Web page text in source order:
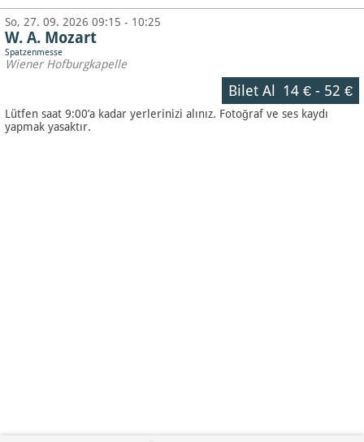
So, 27. 09. 2026 09:15 - 10:25
W. A. Mozart
Spatzenmesse
Wiener Hofburgkapelle
Bilet Al 14 €- 52 €
Lütfen saat 9:00’a kadar yerlerinizi alınız. Fotoğraf ve ses kaydı
yapmak yasaktır.